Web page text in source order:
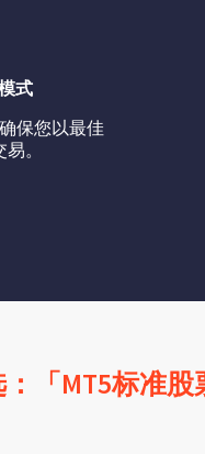
式
保您以最佳
。
「MT5标准股